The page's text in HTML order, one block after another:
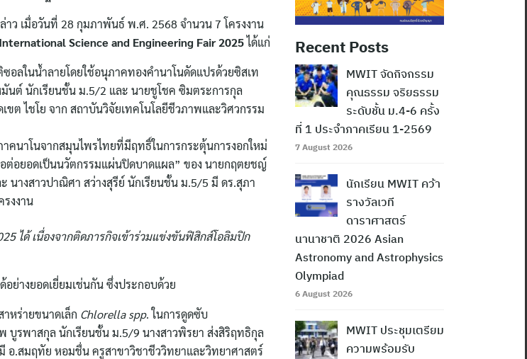
าว เมื่อวันที่ 28 กุมภาพันธ์ พ.ศ. 2568 จำนวน 7 โครงงาน
Science and Engineering Fair 2025ได้แก่
อลในน้ำลายโดยใช้อนุภาคทองคำนาโนดัดแปรด้วยซิสเท
นต์ นักเรียนชั้น ม.5/2 และ นายชูโชค ซิมตระการกุล
ต ไชโย จาก สถาบันวิจัยเทคโนโลยีชีวภาพและวิศวกรรม
คนาโนจากสมุนไพรไทยที่มีฤทธิ์ในการกระตุ้นการงอกใหม่
ต่อยอดเป็นนวัตกรรมแผ่นปิดบาดแผล” ของ นายกฤตยชญ์
างสาวปาณิศา สว่างสุรีย์ นักเรียนชั้น ม.5/5 มี ดร.สุภา
งงาน
ได้ เนื่องจากติดภารกิจเข้าร่วมแข่งขันฟิสิกส์โอลิมปิก
อย่างยอดเยี่ยมเช่นกัน ซึ่งประกอบด้วย
หร่ายขนาดเล็ก Chlorella spp. ในการดูดซับ
บูรพาสกุล นักเรียนชั้น ม.5/9 นางสาวพิรยา ส่งสิริฤทธิกุล
.สมฤทัย หอมชื่น ครูสาขาวิชาชีววิทยาและวิทยาศาสตร์
Recent Posts
MWIT จัดกิจกรรม
คุณธรรม จริยธรรม
ระดับชั้น ม.4-6 ครั้ง
ที่ 1 ประจำภาคเรียน 1-2569
7 August 2026
นักเรียน MWIT คว้า
รางวัลเวที
ดาราศาสตร์
นานาชาติ 2026 Asian
Astronomy and Astrophysics
Olympiad
6 August 2026
MWIT ประชุมเตรียม
ความพร้อมรับ